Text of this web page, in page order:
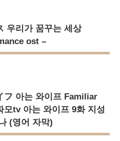
우리가 꿈꾸는 세상
ost –
フ 아는 와이프 Familiar
모tv 아는 와이프 9화 지성
(영어 자막)